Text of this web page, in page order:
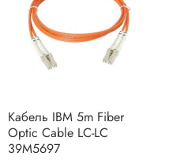
Кабель IBM 5m Fiber
Optic Cable LC-LC
39M5697